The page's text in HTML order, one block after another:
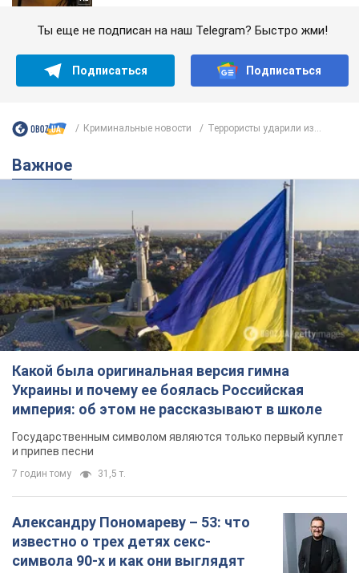
Ты еще не подписан на наш Telegram? Быстро жми!
Подписаться Подписаться
Криминальные новости Террористы ударили из...
Важное
Какой была оригинальная версия гимна
Украины и почему ее боялась Российская
империя: об этом не рассказывают в школе
Государственным символом являются только первый куплет
и припев песни
7 годин тому 31,5 т.
Александру Пономареву – 53: что
известно о трех детях секс-
символа 90-х и как они выглядят